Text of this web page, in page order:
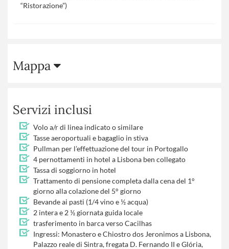
“Ristorazione”)
Mappa
Servizi inclusi
Volo a/r di linea indicato o similare
Tasse aeroportuali e bagaglio in stiva
Pullman per l’effettuazione del tour in Portogallo
4 pernottamenti in hotel a Lisbona ben collegato
Tassa di soggiorno in hotel
Trattamento di pensione completa dalla cena del 1°
giorno alla colazione del 5° giorno
Bevande ai pasti (1/4 vino e ½ acqua)
2 intera e 2 ½ giornata guida locale
trasferimento in barca verso Cacilhas
Ingressi: Monastero e Chiostro dos Jeronimos a Lisbona,
Palazzo reale di Sintra, fregata D. Fernando II e Glória,